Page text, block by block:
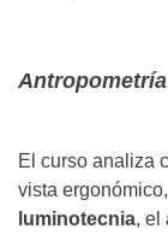
Antropometría
El curso analiza
vista
luminotecnia, el